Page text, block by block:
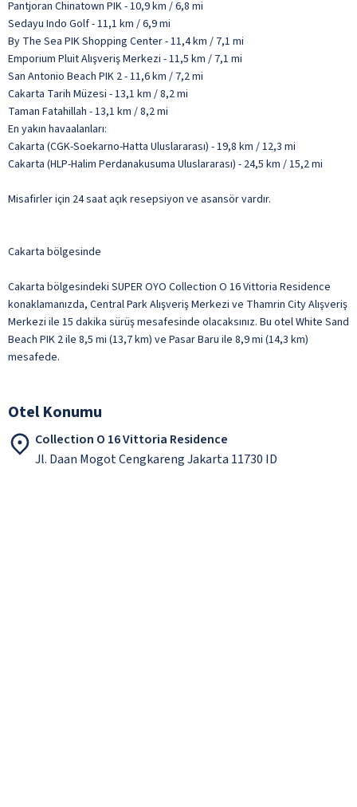
Pantjoran Chinatown PIK - 10,9 km / 6,8 mi
Sedayu Indo Golf - 11,1 km / 6,9 mi
By The Sea PIK Shopping Center - 11,4 km / 7,1 mi
Emporium Pluit Alışveriş Merkezi - 11,5 km / 7,1 mi
San Antonio Beach PIK 2 - 11,6 km / 7,2 mi
Cakarta Tarih Müzesi - 13,1 km / 8,2 mi
Taman Fatahillah - 13,1 km / 8,2 mi
En yakın havaalanları:
Cakarta (CGK-Soekarno-Hatta Uluslararası) - 19,8 km / 12,3 mi
Cakarta (HLP-Halim Perdanakusuma Uluslararası) - 24,5 km / 15,2 mi
Misafirler için 24 saat açık resepsiyon ve asansör vardır.
Cakarta bölgesinde
Cakarta bölgesindeki SUPER OYO Collection O 16 Vittoria Residence
konaklamanızda, Central Park Alışveriş Merkezi ve Thamrin City Alışveriş
Merkezi ile 15 dakika sürüş mesafesinde olacaksınız. Bu otel White Sand
Beach PIK 2 ile 8,5 mi (13,7 km) ve Pasar Baru ile 8,9 mi (14,3 km)
mesafede.
Otel Konumu
Collection O 16 Vittoria Residence
Jl. Daan Mogot Cengkareng Jakarta 11730 ID